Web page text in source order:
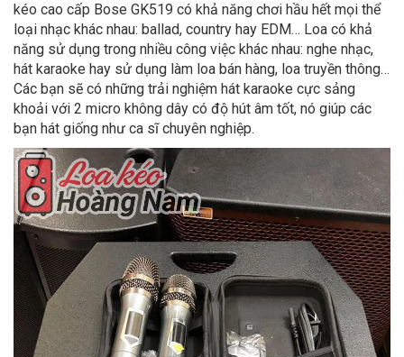
kéo cao cấp Bose GK519 có khả năng chơi hầu hết mọi thể
loại nhạc khác nhau: ballad, country hay EDM… Loa có khả
năng sử dụng trong nhiều công việc khác nhau: nghe nhạc,
hát karaoke hay sử dụng làm loa bán hàng, loa truyền thông…
Các bạn sẽ có những trải nghiệm hát karaoke cực sảng
khoải với 2 micro không dây có độ hút âm tốt, nó giúp các
bạn hát giống như ca sĩ chuyên nghiệp.